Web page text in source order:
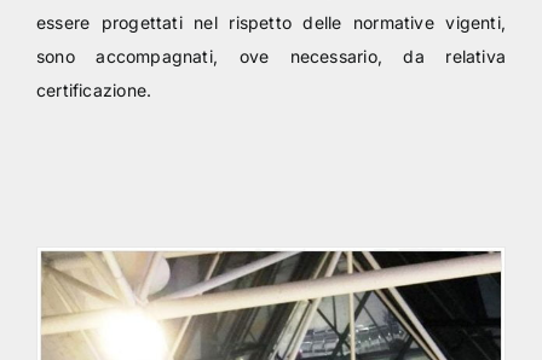
essere progettati nel rispetto delle normative vigenti,
sono accompagnati, ove necessario, da relativa
certificazione.